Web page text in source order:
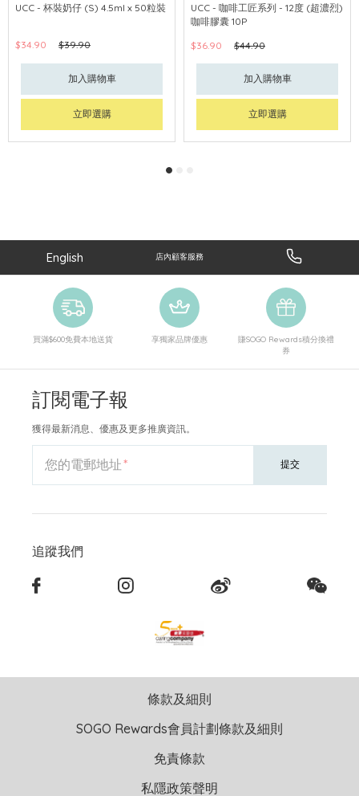
UCC - 杯裝奶仔 (S) 4.5ml x 50粒裝
$34.90 $39.90
加入購物車
立即選購
UCC - 咖啡工匠系列 - 12度 (超濃烈)
咖啡膠囊 10P
$36.90
$44.90
加入購物車
立即選購
English 店內顧客服務
買滿$600免費本地送貨 享獨家品牌優惠
賺SOGO Rewards積分換禮
券
訂閱電子報
獲得最新消息、優惠及更多推廣資訊。
您的電郵地址 提交
追蹤我們
條款及細則
SOGO Rewards會員計劃條款及細則
免責條款
私隱政策聲明